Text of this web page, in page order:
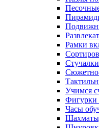
Рамки
Стучалки
Учимся
Фигурки
Часы